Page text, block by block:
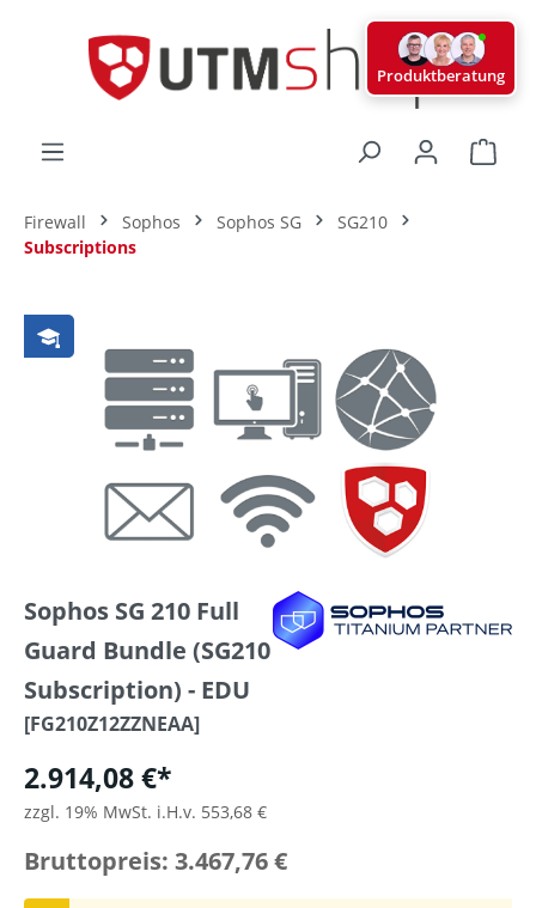
Firewall Sophos Sophos SG
SG210
Subscriptions
Bildergalerie überspringen
Sophos SG 210 Full
Guard Bundle (SG210
Subscription) - EDU
[FG210Z12ZZNEAA]
2.914,08 €*
zzgl. 19% MwSt. i.H.v. 553,68 €
Bruttopreis: 3.467,76 €
Produktberatung